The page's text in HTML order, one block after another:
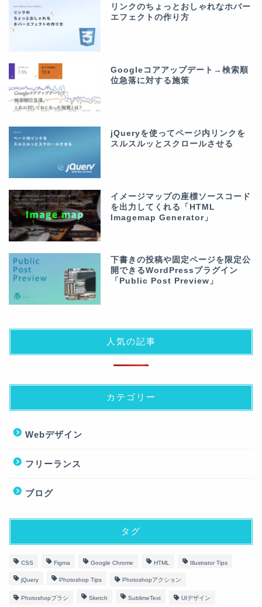
リンクのちょっとおしゃれなホバー
エフェクトの作り方
Googleコアアップデート→検索順
位急落に対する施策
jQueryを使ってページ内リンクを
スルスルッとスクロールさせる
イメージマップの座標ソースコード
を出力してくれる「HTML
Imagemap Generator」
下書きの投稿や固定ページを限定公
開できるWordPressプラグイン
「Public Post Preview」
人気の記事
カテゴリー
Webデザイン
フリーランス
ブログ
タグ
CSS Figma Google Chrome HTML Illustrator Tips
jQuery Photoshop Tips Photoshopアクション
Photoshopブラシ Sketch SublimeText UIデザイン